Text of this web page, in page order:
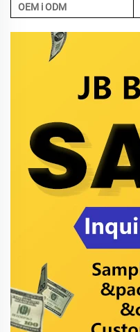
OEM i ODM